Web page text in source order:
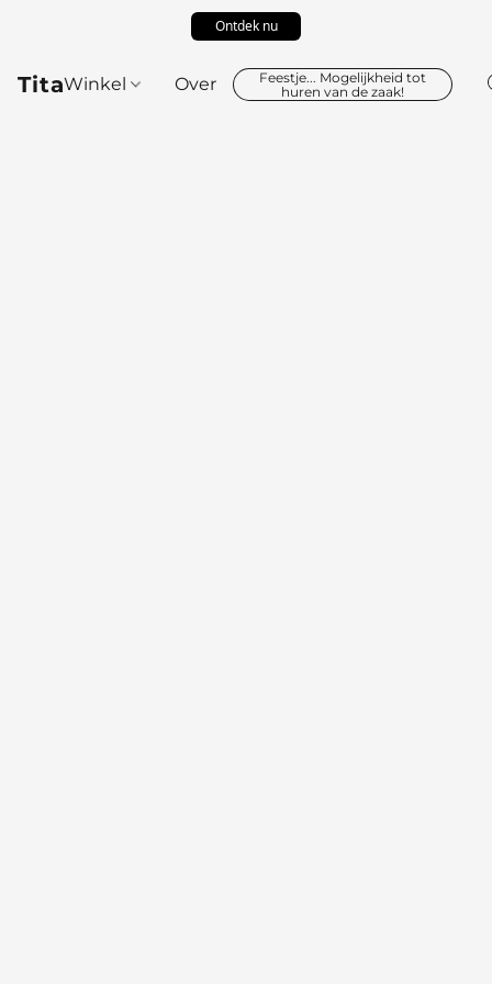
Ontdek nu
TitaWinkel Over
Feestje... Mogelijkheid tot
huren van de zaak!